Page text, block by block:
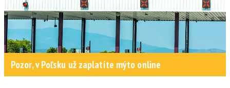
Pozor, v Poľsku už zaplatíte mýto online